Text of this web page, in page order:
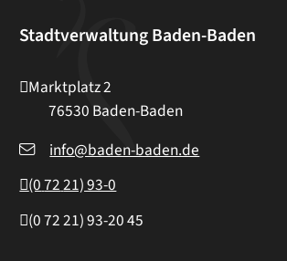
Stadtverwaltung Baden-Baden
Marktplatz 2
76530 Baden-Baden
info@baden-baden.de
(07221) 93-0
(07221) 93-2045